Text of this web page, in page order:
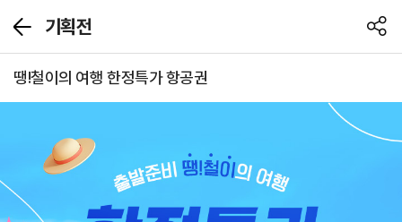
뒤
로
가
기
기획전
공
유
땡!철이의 여행 한정특가 항공권